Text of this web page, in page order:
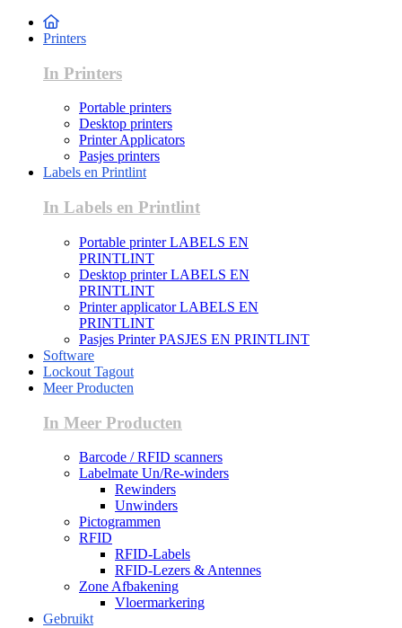
Printers
In Printers
Portable printers
Desktop printers
Printer Applicators
Pasjes printers
Labels en Printlint
In Labels en Printlint
Portable printer LABELS EN
PRINTLINT
Desktop printer LABELS EN
PRINTLINT
Printer applicator LABELS EN
PRINTLINT
Pasjes Printer PASJES EN PRINTLINT
Software
Lockout Tagout
Meer Producten
In Meer Producten
Barcode / RFID scanners
Labelmate Un/Re-winders
Rewinders
Unwinders
Pictogrammen
RFID
RFID-Labels
RFID-Lezers & Antennes
Zone Afbakening
Vloermarkering
Gebruikt